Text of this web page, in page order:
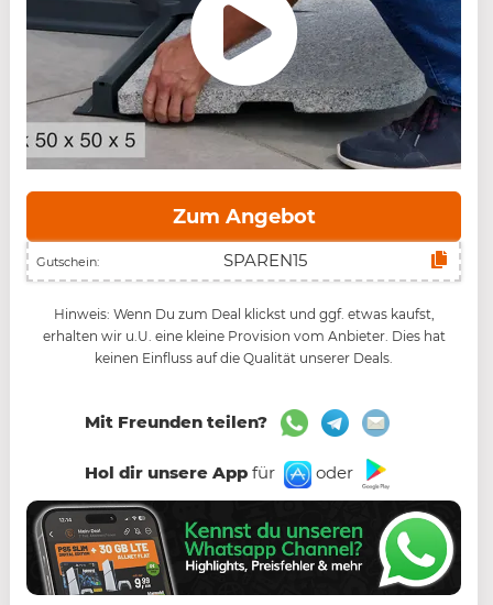
Zum Angebot
Gutschein:
Hinweis: Wenn Du zum Deal klickst und ggf. etwas kaufst,
erhalten wir u.U. eine kleine Provision vom Anbieter. Dies hat
keinen Einfluss auf die Qualität unserer Deals.
Mit Freunden teilen?
Hol dir unsere Appfür oder